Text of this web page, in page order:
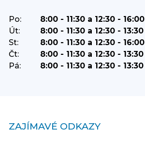
Po:
8:00 - 11:30 a 12:30 - 16:00
Út:
8:00 - 11:30 a 12:30 - 13:30
St:
8:00 - 11:30 a 12:30 - 16:00
Čt:
8:00 - 11:30 a 12:30 - 13:30
Pá:
8:00 - 11:30 a 12:30 - 13:30
ZAJÍMAVÉ ODKAZY